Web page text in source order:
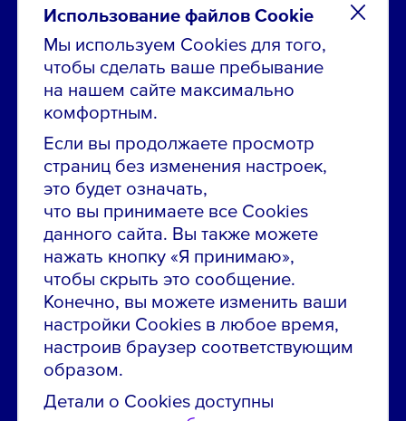
Использование файлов Cookie
Мы используем Cookies для того,
чтобы сделать ваше пребывание
на нашем сайте максимально
комфортным.
Если вы продолжаете просмотр
страниц без изменения настроек,
это будет означать,
что вы принимаете все Cookies
данного сайта. Вы также можете
нажать кнопку «Я принимаю»,
чтобы скрыть это сообщение.
Конечно, вы можете изменить ваши
настройки Cookies в любое время,
настроив браузер соответствующим
образом.
Детали о Cookies доступны
Остались вопросы по вакансиям?
Звони в контакт-центр:
8 800 700-19-43
Сообщить об ошибке на сайте
ПАО «ГМК «Норильский никель»
Использование материалов сайта
без согласования запрещено.
Российская Федерация, 123112, г. Москва, 1-й
Красногвардейский проезд., д. 15
Политика конфиденциальности
Политика использования файлов cookie
Пользовательское соглашение об использовании